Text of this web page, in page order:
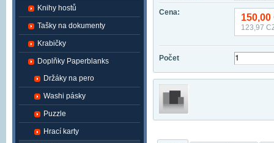
Cena:
150,00
123,97
Počet
Knihy hostů
Tašky na dokumenty
Krabičky
Doplňky Paperblanks
Držáky na pero
Washi pásky
Puzzle
Hrací karty